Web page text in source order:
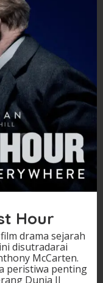
Hour
drama sejarah
disutradarai
McCarten.
peristiwa penting
Dunia II